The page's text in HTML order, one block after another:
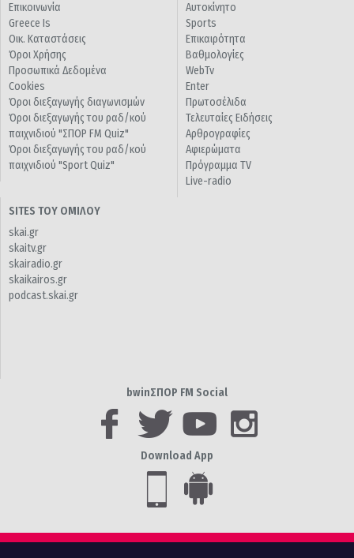
Επικοινωνία
Greece Is
Οικ. Καταστάσεις
Όροι Χρήσης
Προσωπικά Δεδομένα
Cookies
Όροι διεξαγωγής διαγωνισμών
Όροι διεξαγωγής του ραδ/κού
παιχνιδιού "ΣΠΟΡ FM Quiz"
Όροι διεξαγωγής του ραδ/κού
παιχνιδιού "Sport Quiz"
Αυτοκίνητο
Sports
Επικαιρότητα
Βαθμολογίες
WebTv
Enter
Πρωτοσέλιδα
Τελευταίες Ειδήσεις
Αρθρογραφίες
Αφιερώματα
Πρόγραμμα TV
Live-radio
SITES ΤΟΥ ΟΜΙΛΟΥ
skai.gr
skaitv.gr
skairadio.gr
skaikairos.gr
podcast.skai.gr
bwinΣΠΟΡ FM Social
Download App